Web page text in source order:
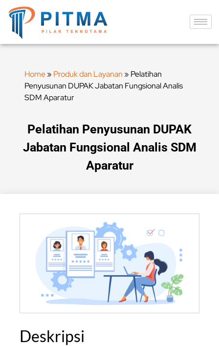
Home» Produk dan Layanan » Pelatihan
Penyusunan DUPAK Jabatan Fungsional Analis
SDM Aparatur
Pelatihan Penyusunan DUPAK
Jabatan Fungsional Analis SDM
Aparatur
Deskripsi